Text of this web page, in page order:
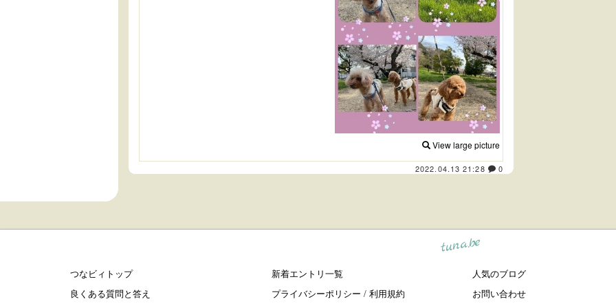
View large picture
2022.04.13 21:28 0
tuna.be
つなビィトップ 新着エントリ一覧 人気のブログ
良くある質問と答え
プライバシーポリシー / 利用規約 お問い合わせ